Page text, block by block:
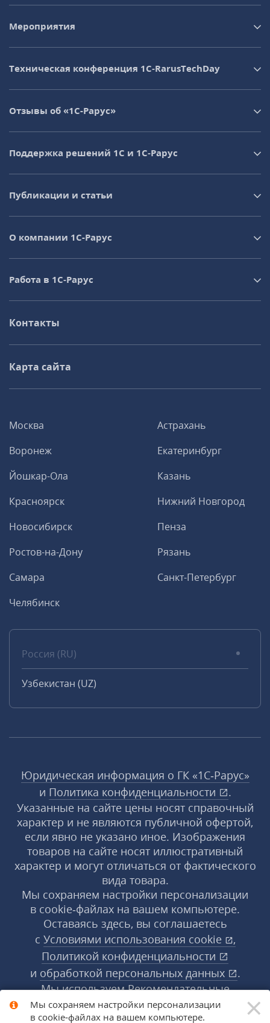
Москва
Астрахань
Воронеж
Екатеринбург
Йошкар-Ола
Казань
Красноярск
Нижний Новгород
Новосибирск
Пенза
Ростов-на-Дону
Рязань
Самара
Санкт-Петербург
Челябинск
Россия (RU)
Узбекистан (UZ)
Мероприятия
Техническая конференция 1C‑RarusTechDay
Отзывы об «1С-Рарус»
Поддержка решений 1С и 1С‑Рарус
Публикации и статьи
О компании 1C-Рарус
Работа в 1С‑Рарус
Контакты
Карта сайта
Юридическая информация о ГК «1С‑Рарус»
и Политика конфиденциальности
.
Указанные на сайте цены носят справочный
характер и не являются публичной офертой,
если явно не указано иное. Изображения
товаров на сайте носят иллюстративный
характер и могут отличаться от фактического
вида товара.
Мы сохраняем настройки персонализации
в cookie‑файлах на вашем компьютере.
Оставаясь здесь, вы соглашаетесь
с Условиями использования cookie
,
Политикой конфиденциальности
и обработкой персональных данных
.
Мы используем Рекомендательные
технологии, их правила применения доступны
по ссылке
. Подробнее ×
Мы сохраняем настройки персонализации
в cookie‑файлах на вашем компьютере.